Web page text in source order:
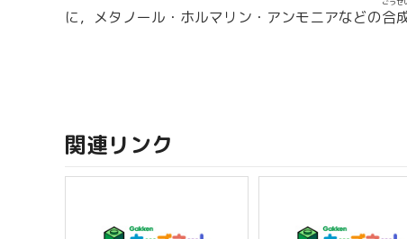
に，メタノール・ホルマリン・アンモニアなどの合
関連リンク